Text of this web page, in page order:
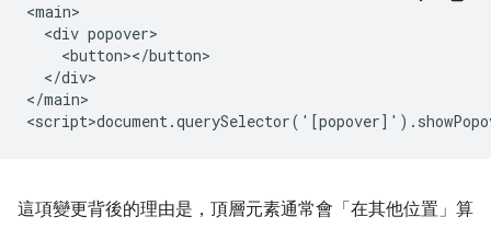
<main>
  <div popover>
    <button></button>
  </div>
</main>
這項變更背後的理由是，頂層元素通常會「在其他位置」算